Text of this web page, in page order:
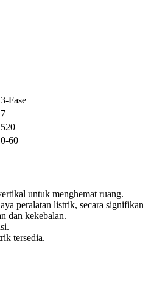
3-Fase
7
520
0-60
untuk menghemat ruang.
peralatan listrik, secara signifikan
dan kekebalan.
tersedia.